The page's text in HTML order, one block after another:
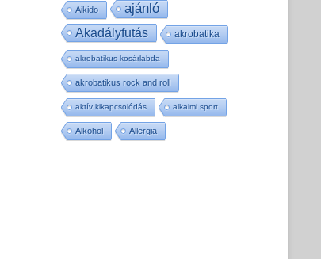
Aikido ajánló
Akadályfutás akrobatika
akrobatikus kosárlabda
akrobatikus rock and roll
aktív kikapcsolódás alkalmi sport
Alkohol Allergia